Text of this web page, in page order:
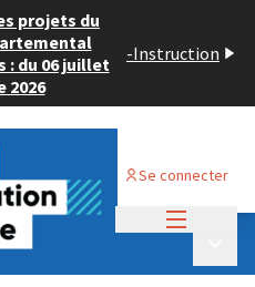
projets du
: du 06 juillet
2026
-Instruction
Se connecter